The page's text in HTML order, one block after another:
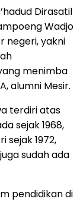
Dirasatil
Wadjo
negeri, yakni
menimba
alumni Mesir.
terdiri atas
sejak 1968,
sejak 1972,
sudah ada
pendidikan di